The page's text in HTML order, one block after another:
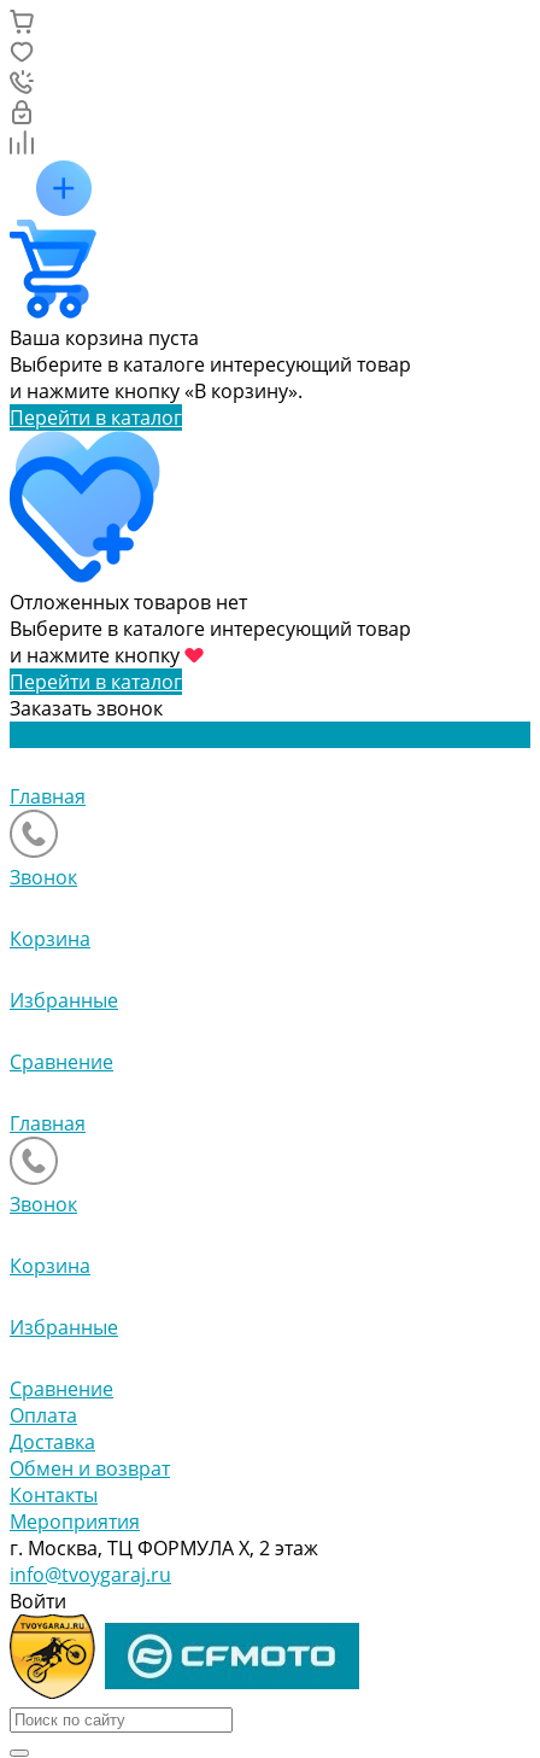
Ваша корзина пуста
Выберите в каталоге интересующий товар
и нажмите кнопку «В корзину».
Перейти в каталог
Отложенных товаров нет
Выберите в каталоге интересующий товар
и нажмите кнопку
Перейти в каталог
Заказать звонок
Главная
Звонок
Корзина
Избранные
Сравнение
Главная
Звонок
Корзина
Избранные
Сравнение
Оплата
Доставка
Обмен и возврат
Контакты
Мероприятия
г. Москва, ТЦ ФОРМУЛА Х, 2 этаж
info@tvoygaraj.ru
Войти